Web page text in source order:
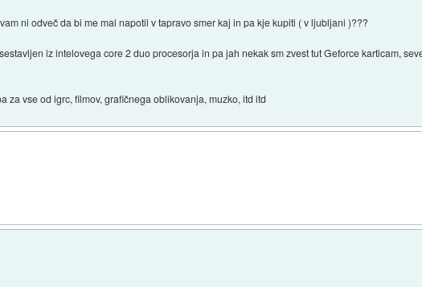
ni odveč da bi me mal napotil v tapravo smer kaj in pa kje kupiti ( v ljubljani )???
iz intelovega core 2 duo procesorja in pa jah nekak sm zvest tut Geforce karticam,
za vse od igrc, filmov, grafičnega oblikovanja, muzko, itd itd